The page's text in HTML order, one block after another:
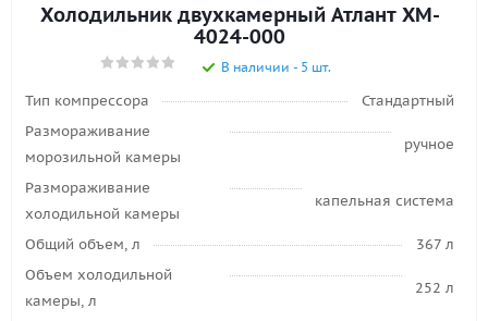
Холодильник двухкамерный Атлант XM-
4024-000
В наличии - 5 шт.
Тип компрессора
Стандартный
Размораживание
морозильной камеры
ручное
Размораживание
холодильной камеры
капельная система
Общий объем, л
367 л
Объем холодильной
камеры, л
252 л